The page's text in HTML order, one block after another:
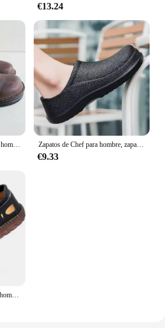
€13.24
Zapatos de Chef para hombre, zapatillas de playa a prueba de agua y aceite, zapatos de cocina, zuecos antideslizantes para jardín, Hotel, trabajo, sandalia EVA, Verano
€9.33